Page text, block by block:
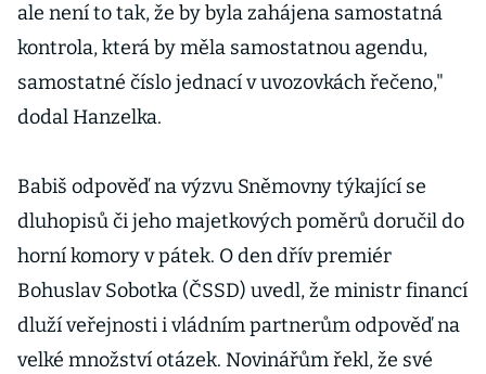
ale není to tak, že by byla zahájena samostatná
kontrola, která by měla samostatnou agendu,
samostatné číslo jednací v uvozovkách řečeno,"
dodal Hanzelka.
Babiš odpověď na výzvu Sněmovny týkající se
dluhopisů či jeho majetkových poměrů doručil do
horní komory v pátek. O den dřív premiér
Bohuslav Sobotka (ČSSD) uvedl, že ministr financí
dluží veřejnosti i vládním partnerům odpověď na
velké množství otázek. Novinářům řekl, že své